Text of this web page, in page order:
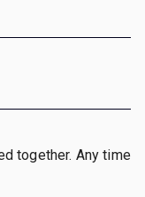
together. Any time